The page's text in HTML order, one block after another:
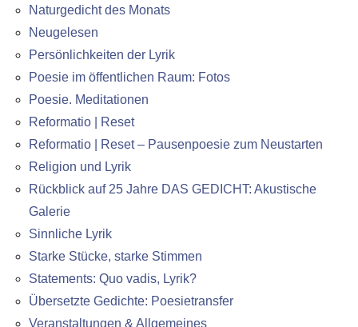
Naturgedicht des Monats
Neugelesen
Persönlichkeiten der Lyrik
Poesie im öffentlichen Raum: Fotos
Poesie. Meditationen
Reformatio | Reset
Reformatio | Reset – Pausenpoesie zum Neustarten
Religion und Lyrik
Rückblick auf 25 Jahre DAS GEDICHT: Akustische
Galerie
Sinnliche Lyrik
Starke Stücke, starke Stimmen
Statements: Quo vadis, Lyrik?
Übersetzte Gedichte: Poesietransfer
Veranstaltungen & Allgemeines